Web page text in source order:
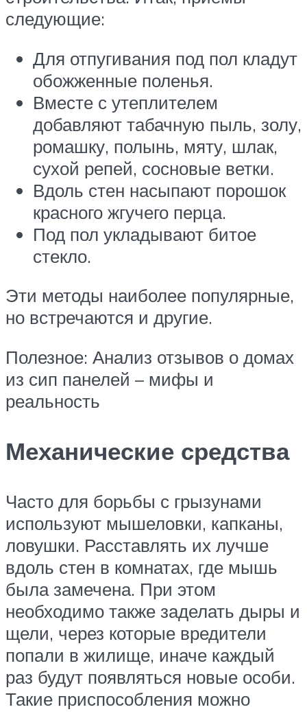
следующие:
Для отпугивания под пол кладут
обожженные поленья.
Вместе с утеплителем
добавляют табачную пыль, золу,
ромашку, полынь, мяту, шлак,
сухой репей, сосновые ветки.
Вдоль стен насыпают порошок
красного жгучего перца.
Под пол укладывают битое
стекло.
Эти методы наиболее популярные,
но встречаются и другие.
Полезное: Анализ отзывов о домах
из сип панелей – мифы и
реальность
Механические средства
Часто для борьбы с грызунами
используют мышеловки, капканы,
ловушки. Расставлять их лучше
вдоль стен в комнатах, где мышь
была замечена. При этом
необходимо также заделать дыры и
щели, через которые вредители
попали в жилище, иначе каждый
раз будут появляться новые особи.
Такие приспособления можно